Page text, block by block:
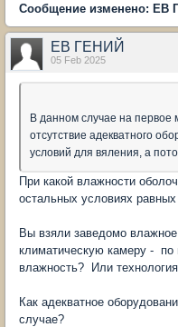
Сообщение изменено: ЕВ
ЕВ ГЕНИЙ
05 Feb 2025
В данном случае на первое
отсутствие адекватного
условий для вяления, а
При какой влажности
остальных условиях
Вы взяли заведомо
климатическую камеру - по
влажность? Или
Как адекватное
случае?